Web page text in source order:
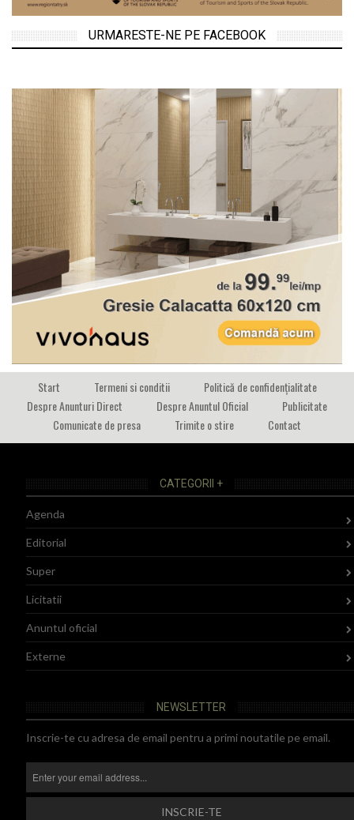
URMARESTE-NE PE FACEBOOK
Start Termeni si conditii
Politică de confidențialitate
Despre Anunturi Direct
Despre Anuntul Oficial
Publicitate
Comunicate de presa
Trimite o stire Contact
CATEGORII +
Agenda
Editorial
Super
Licitatii
Anuntul oficial
Externe
NEWSLETTER
Inscrie-te cu adresa de email pentru a primi noutatile pe email.